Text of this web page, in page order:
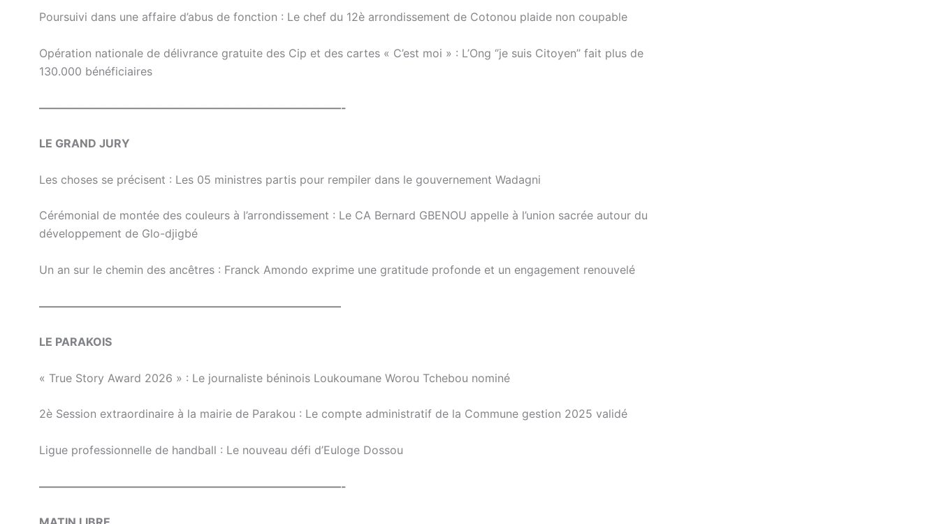
Poursuivi dans une affaire d’abus de fonction : Le chef du 12è arrondissement de Cotonou plaide non coupable
Opération nationale de délivrance gratuite des Cip et des cartes « C’est moi » : L’Ong ‘’je suis Citoyen’’ fait plus de
130.000 bénéficiaires
———————————————————————————-
LE GRAND JURY
Les choses se précisent : Les 05 ministres partis pour rempiler dans le gouvernement Wadagni
Cérémonial de montée des couleurs à l’arrondissement : Le CA Bernard GBENOU appelle à l’union sacrée autour du
développement de Glo-djigbé
Un an sur le chemin des ancêtres : Franck Amondo exprime une gratitude profonde et un engagement renouvelé
———————————————————————————
LE PARAKOIS
« True Story Award 2026 » : Le journaliste béninois Loukoumane Worou Tchebou nominé
2è Session extraordinaire à la mairie de Parakou : Le compte administratif de la Commune gestion 2025 validé
Ligue professionnelle de handball : Le nouveau défi d’Euloge Dossou
———————————————————————————-